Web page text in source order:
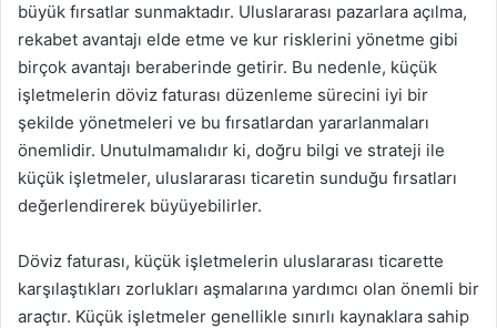
büyük fırsatlar sunmaktadır. Uluslararası pazarlara açılma,
rekabet avantajı elde etme ve kur risklerini yönetme gibi
birçok avantajı beraberinde getirir. Bu nedenle, küçük
işletmelerin döviz faturası düzenleme sürecini iyi bir
şekilde yönetmeleri ve bu fırsatlardan yararlanmaları
önemlidir. Unutulmamalıdır ki, doğru bilgi ve strateji ile
küçük işletmeler, uluslararası ticaretin sunduğu fırsatları
değerlendirerek büyüyebilirler.
Döviz faturası, küçük işletmelerin uluslararası ticarette
karşılaştıkları zorlukları aşmalarına yardımcı olan önemli bir
araçtır. Küçük işletmeler genellikle sınırlı kaynaklara sahip